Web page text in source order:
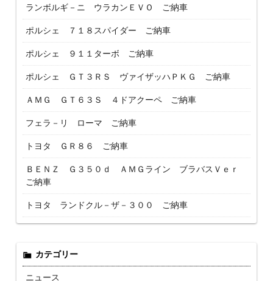
ランボルギ－ニ ウラカンＥＶＯ ご納車
ポルシェ ７１８スパイダー ご納車
ポルシェ ９１１ターボ ご納車
ポルシェ ＧＴ３ＲＳ ヴァイザッハＰＫＧ ご納車
ＡＭＧ ＧＴ６３Ｓ ４ドアクーペ ご納車
フェラ－リ ローマ ご納車
トヨタ ＧＲ８６ ご納車
ＢＥＮＺ Ｇ３５０ｄ ＡＭＧライン ブラバスＶｅｒ
ご納車
トヨタ ランドクル－ザ－３００ ご納車
カテゴリー
ニュース